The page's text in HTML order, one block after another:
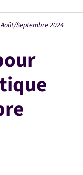
Septembre 2024